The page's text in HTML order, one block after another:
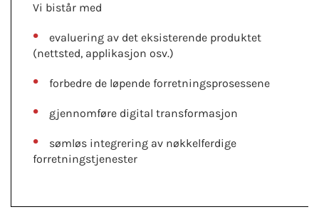
Vi bistår med
evaluering av det eksisterende produktet
(nettsted, applikasjon osv.)
forbedre de løpende forretningsprosessene
gjennomføre digital transformasjon
sømløs integrering av nøkkelferdige
forretningstjenester